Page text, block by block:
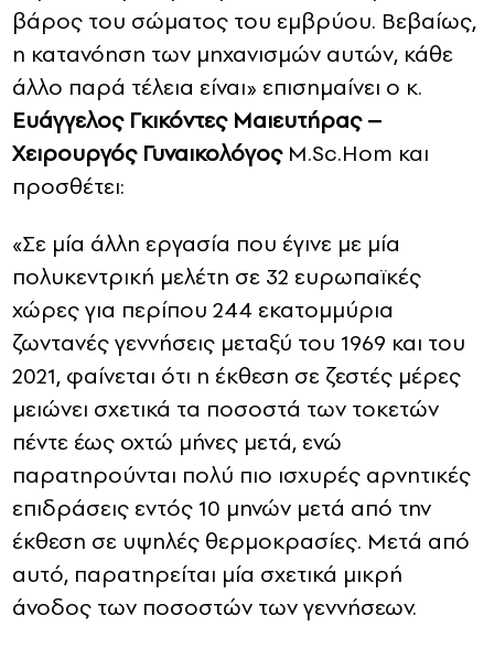
βάρος του σώματος του εμβρύου. Βεβαίως,
η κατανόηση των μηχανισμών αυτών, κάθε
άλλο παρά τέλεια είναι» επισημαίνει ο κ.
Ευάγγελος Γκικόντες Μαιευτήρας –
Χειρουργός ΓυναικολόγοςM.Sc.Hom και
προσθέτει:
«Σε μία άλλη εργασία που έγινε με μία
πολυκεντρική μελέτη σε 32 ευρωπαϊκές
χώρες για περίπου 244 εκατομμύρια
ζωντανές γεννήσεις μεταξύ του 1969 και του
2021, φαίνεται ότι η έκθεση σε ζεστές μέρες
μειώνει σχετικά τα ποσοστά των τοκετών
πέντε έως οχτώ μήνες μετά, ενώ
παρατηρούνται πολύ πιο ισχυρές αρνητικές
επιδράσεις εντός 10 μηνών μετά από την
έκθεση σε υψηλές θερμοκρασίες. Μετά από
αυτό, παρατηρείται μία σχετικά μικρή
άνοδος των ποσοστών των γεννήσεων.